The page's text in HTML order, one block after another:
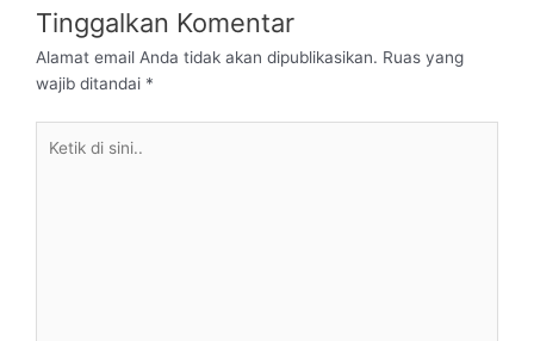
Tinggalkan Komentar
Alamat email Anda tidak akan dipublikasikan. Ruas yang
wajib ditandai *